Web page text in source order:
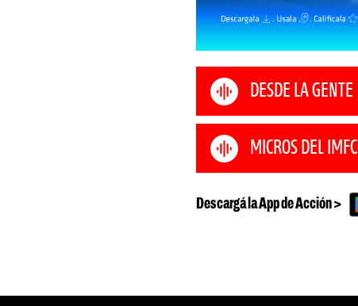
DESDE LA GENTE
MICROS DEL IMFC
Descargá la App de Acción >